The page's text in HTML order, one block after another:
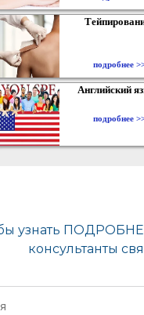
подробнее
Английский
подробнее